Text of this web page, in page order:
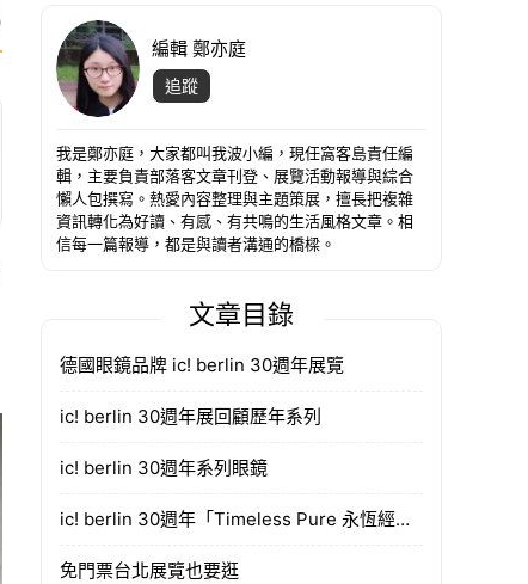
編輯 鄭亦庭
追蹤
我是鄭亦庭，大家都叫我波小編，現任窩客島責任編
輯，主要負責部落客文章刊登、展覽活動報導與綜合
懶人包撰寫。熱愛內容整理與主題策展，擅長把複雜
資訊轉化為好讀、有感、有共鳴的生活風格文章。相
信每一篇報導，都是與讀者溝通的橋樑。
文章目錄
德國眼鏡品牌 ic! berlin 30週年展覽
ic! berlin 30週年展回顧歷年系列
ic! berlin 30週年系列眼鏡
ic! berlin 30週年「Timeless Pure 永恆經典」展覽
免門票台北展覽也要逛